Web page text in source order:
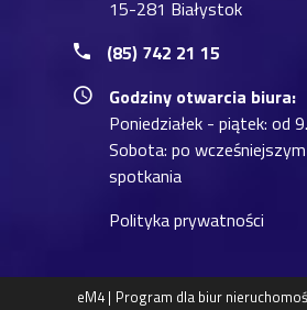
15-281 Białystok
(85) 742 21 15
Godziny otwarcia biura:
Poniedziałek - piątek: od
Sobota: po
spotkania
Polityka prywatności
eM4 | Program dla biur